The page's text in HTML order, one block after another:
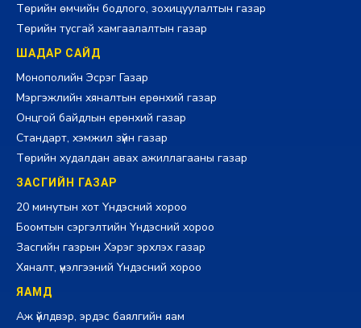
Төрийн өмчийн бодлого, зохицуулалтын газар
Төрийн тусгай хамгаалалтын газар
ШАДАР САЙД
Монополийн Эсрэг Газар
Мэргэжлийн хяналтын ерөнхий газар
Онцгой байдлын ерөнхий газар
Стандарт, хэмжил зүйн газар
Төрийн худалдан авах ажиллагааны газар
ЗАСГИЙН ГАЗАР
20 минутын хот Үндэсний хороо
Боомтын сэргэлтийн Үндэсний хороо
Засгийн газрын Хэрэг эрхлэх газар
Хяналт, үнэлгээний Үндэсний хороо
ЯАМД
Аж үйлдвэр, эрдэс баялгийн яам